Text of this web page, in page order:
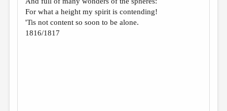
РЕЦЕНЗИРОВАНИЕ
ЦИКЛЫ ПУБЛИКАЦИЙ
For what a height my spirit is contending!
'Tis not content so soon to be alone.
1816/1817